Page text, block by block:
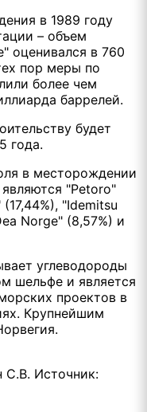
в 1989 году
– объем
оценивался в 760
пор меры по
более чем
баррелей.
будет
года.
в месторождении
"Petoro"
"Idemitsu
Norge" (8,57%) и
углеводороды
шельфе и является
проектов в
Крупнейшим
Источник: